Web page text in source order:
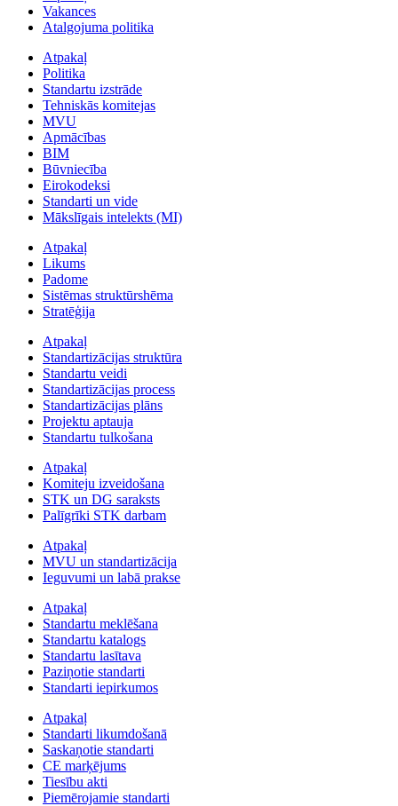
Vakances
Atalgojuma politika
Atpakaļ
Politika
Standartu izstrāde
Tehniskās komitejas
MVU
Apmācības
BIM
Būvniecība
Eirokodeksi
Standarti un vide
Mākslīgais intelekts (MI)
Atpakaļ
Likums
Padome
Sistēmas struktūrshēma
Stratēģija
Atpakaļ
Standartizācijas struktūra
Standartu veidi
Standartizācijas process
Standartizācijas plāns
Projektu aptauja
Standartu tulkošana
Atpakaļ
Komiteju izveidošana
STK un DG saraksts
Palīgrīki STK darbam
Atpakaļ
MVU un standartizācija
Ieguvumi un labā prakse
Atpakaļ
Standartu meklēšana
Standartu katalogs
Standartu lasītava
Paziņotie standarti
Standarti iepirkumos
Atpakaļ
Standarti likumdošanā
Saskaņotie standarti
CE marķējums
Tiesību akti
Piemērojamie standarti